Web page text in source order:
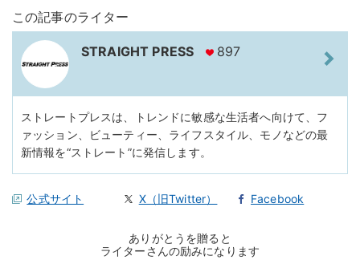
この記事のライター
STRAIGHT PRESS 897
ストレートプレスは、トレンドに敏感な生活者へ向けて、フ
ァッション、ビューティー、ライフスタイル、モノなどの最
新情報を“ストレート”に発信します。
公式サイト X（旧Twitter） Facebook
ありがとうを贈ると
ライターさんの励みになります